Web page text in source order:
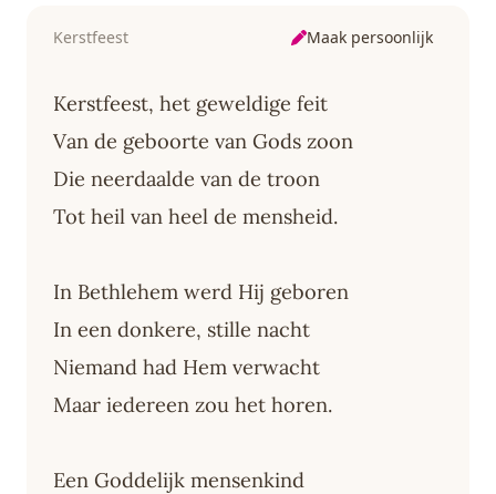
Kerstfeest Maak persoonlijk
Kerstfeest, het geweldige feit
Van de geboorte van Gods zoon
Die neerdaalde van de troon
Tot heil van heel de mensheid.
In Bethlehem werd Hij geboren
In een donkere, stille nacht
Niemand had Hem verwacht
Maar iedereen zou het horen.
Een Goddelijk mensenkind